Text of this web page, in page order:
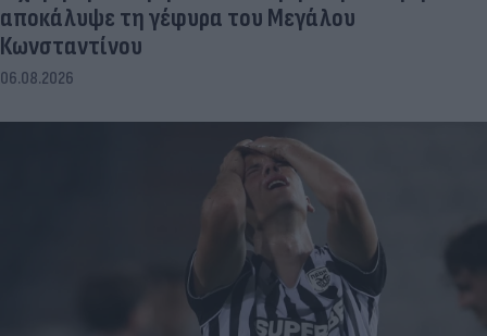
αποκάλυψε τη γέφυρα του Μεγάλου
Κωνσταντίνου
06.08.2026